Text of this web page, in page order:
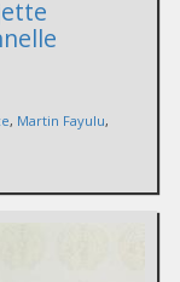
, Martin Fayulu,